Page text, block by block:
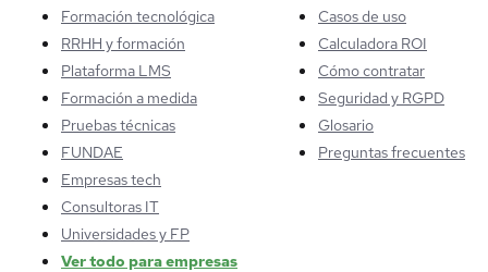
Formación tecnológica
RRHH y formación
Plataforma LMS
Formación a medida
Pruebas técnicas
FUNDAE
Empresas tech
Consultoras IT
Universidades y FP
Ver todo para empresas
Casos de uso
Calculadora ROI
Cómo contratar
Seguridad y RGPD
Glosario
Preguntas frecuentes